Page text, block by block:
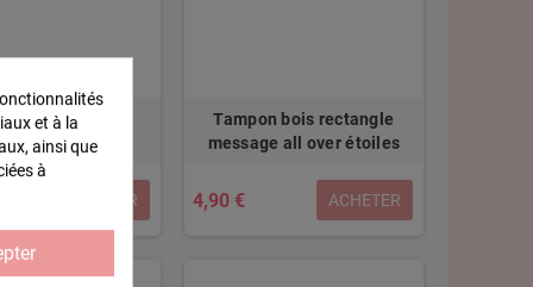
bois rectangle
félicitation
ACHETER
Tampon bois rectangle
message all over étoiles
4,90 € ACHETER
et à la
ainsi que
à